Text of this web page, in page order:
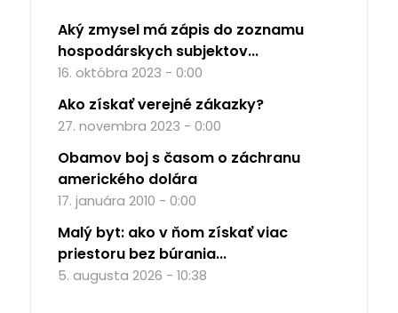
Aký zmysel má zápis do zoznamu
hospodárskych subjektov...
16. októbra 2023 - 0:00
Ako získať verejné zákazky?
27. novembra 2023 - 0:00
Obamov boj s časom o záchranu
amerického dolára
17. januára 2010 - 0:00
Malý byt: ako v ňom získať viac
priestoru bez búrania...
5. augusta 2026 - 10:38